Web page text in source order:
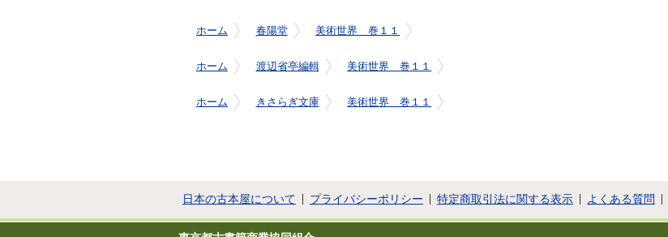
ホーム 春陽堂 美術世界 巻１１
ホーム 渡辺省亭編輯 美術世界 巻１１
ホーム きさらぎ文庫 美術世界 巻１１
日本の古本屋について プライバシーポリシー 特定商取引法に関する表示 よくある質問